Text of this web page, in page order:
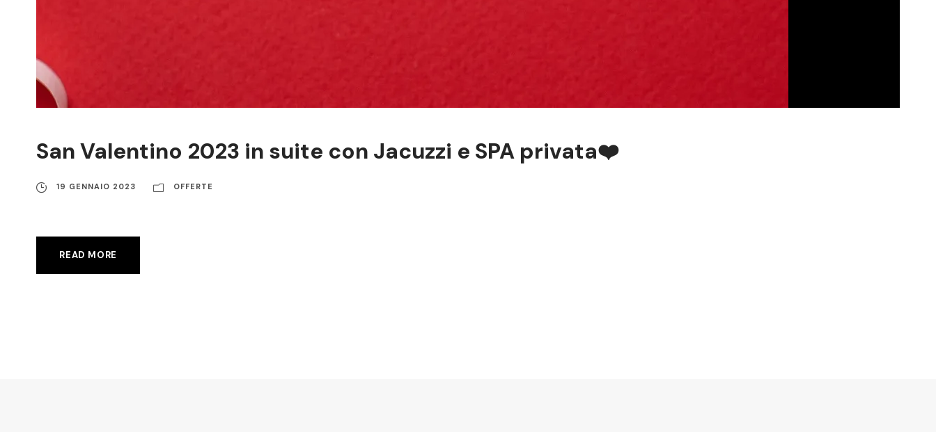
San Valentino 2023 in suite con Jacuzzi e SPA privata❤️
19 GENNAIO 2023 OFFERTE
READ MORE